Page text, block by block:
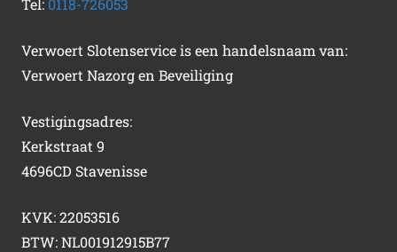
Tel: 0118-726053
Verwoert Slotenservice is een handelsnaam van:
Verwoert Nazorg en Beveiliging
Vestigingsadres:
Kerkstraat 9
4696CD Stavenisse
KVK: 22053516
BTW: NL001912915B77